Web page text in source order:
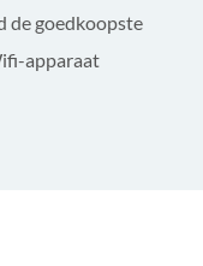
de goedkoopste
apparaat